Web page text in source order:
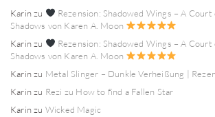
Karinzu
Rezension: Shadowed Wings – A Court
Shadows von Karen A. Moon
Karinzu
Rezension: Shadowed Wings – A Court
Shadows von Karen A. Moon
Karinzu Metal Slinger – Dunkle Verheißung |
Karinzu Rezi zu How to find a Fallen Star
Karinzu Wicked Magic